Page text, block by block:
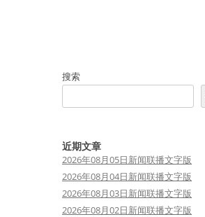
搜索
近期文章
2026年08月05日新闻联播文字版
2026年08月04日新闻联播文字版
2026年08月03日新闻联播文字版
2026年08月02日新闻联播文字版